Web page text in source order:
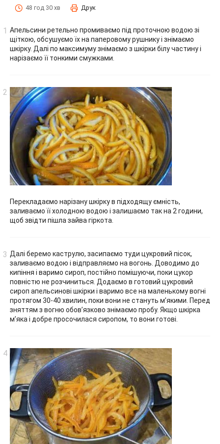
48 год 30 хв Друк
Апельсини ретельно промиваємо під проточною водою зі
щіткою, обсушуємо їх на паперовому рушнику і знімаємо
шкірку. Далі по максимуму знімаємо з шкірки білу частину і
нарізаємо її тонкими смужками.
Перекладаємо нарізану шкірку в підходящу ємність,
заливаємо її холодною водою і залишаємо так на 2 години,
щоб звідти пішла зайва гіркота.
Далі беремо каструлю, засипаємо туди цукровий пісок,
заливаємо водою і відправляємо на вогонь. Доводимо до
кипіння і варимо сироп, постійно помішуючи, поки цукор
повністю не розчиниться. Додаємо в готовий цукровий
сироп апельсинові шкірки і варимо все на маленькому вогні
протягом 30-40 хвилин, поки вони не стануть м’якими. Перед
зняттям з вогню обов’язково знімаємо пробу. Якщо шкірка
м’яка і добре просочилася сиропом, то вони готові.